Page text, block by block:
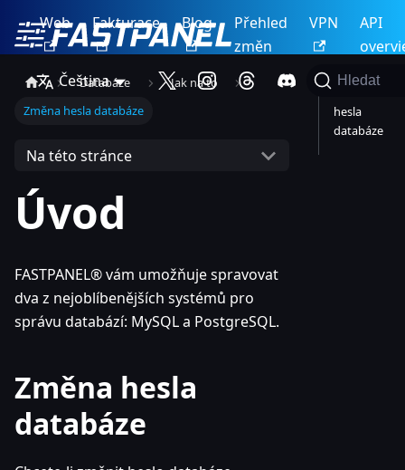
Web Fakturace Blog
Přehled
změn
VPN
API
Čeština
Hledat
Databáze
Jak na to
Změna hesla databáze
Na této stránce
Úvod
FASTPANEL® vám umožňuje spravovat
dva z nejoblíbenějších systémů pro
správu databází: MySQL a PostgreSQL.
Změna hesla
databáze
hesla
databáze